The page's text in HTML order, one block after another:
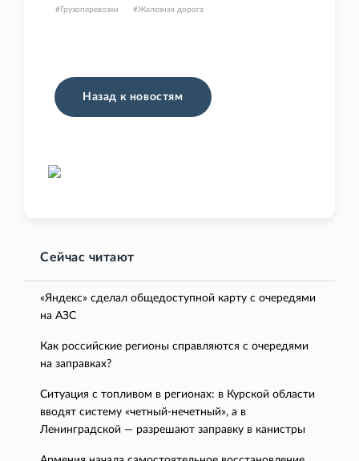
Грузоперевозки Железная дорога
Назад к новостям
Сейчас читают
«Яндекс» сделал общедоступной карту с очередями
на АЗС
Как российские регионы справляются с очередями
на заправках?
Ситуация с топливом в регионах: в Курской области
вводят систему «четный-нечетный», а в
Ленинградской — разрешают заправку в канистры